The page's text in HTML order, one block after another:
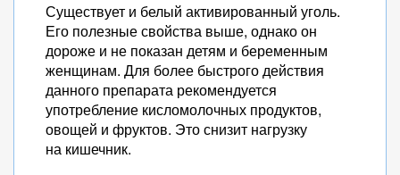
Существует и белый активированный уголь.
Его полезные свойства выше, однако он
дороже и не показан детям и беременным
женщинам. Для более быстрого действия
данного препарата рекомендуется
употребление кисломолочных продуктов,
овощей и фруктов. Это снизит нагрузку
на кишечник.